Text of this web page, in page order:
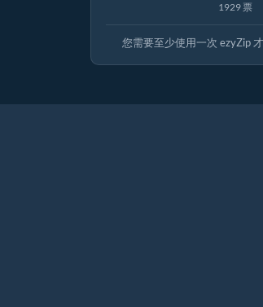
1929 票
您需要至少使用一次 ezyZip